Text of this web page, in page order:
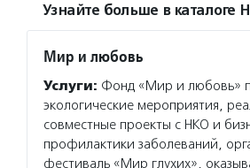
Узнайте больше в каталоге
Мир и любовь
Услуги: Фонд «Мир и любовь»
экологические мероприятия,
совместные проекты с НКО и
профилактики заболеваний,
фестиваль «Мир глухих»,